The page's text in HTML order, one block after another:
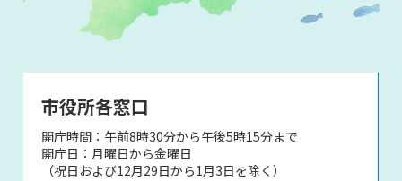
市役所各窓口
開庁時間：午前8時30分から午後5時15分まで
開庁日：月曜日から金曜日
（祝日および12月29日から1月3日を除く）